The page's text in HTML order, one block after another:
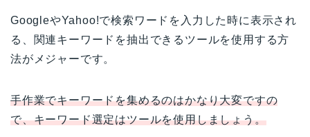
GoogleやYahoo!で検索ワードを入力した時に表示され
る、関連キーワードを抽出できるツールを使用する方
法がメジャーです。
手作業でキーワードを集めるのはかなり大変ですの
で、キーワード選定はツールを使用しましょう。